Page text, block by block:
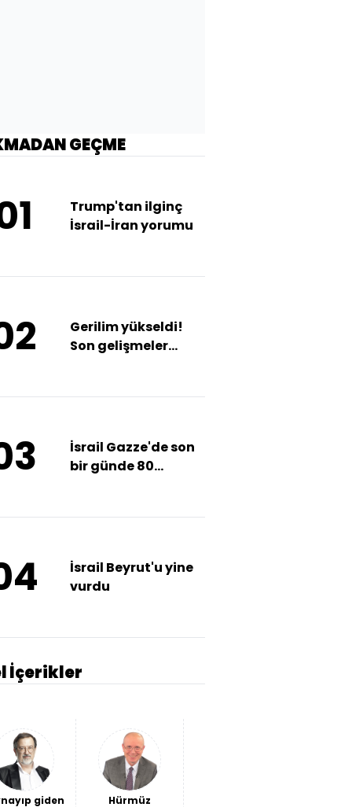
İçerikler
giden
Hürmüz
GEÇME
Trump'tan ilginç
İsrail-İran yorumu
Gerilim yükseldi!
Son gelişmeler
İsrail Gazze'de son
bir günde 80
İsrail Beyrut'u yine
vurdu